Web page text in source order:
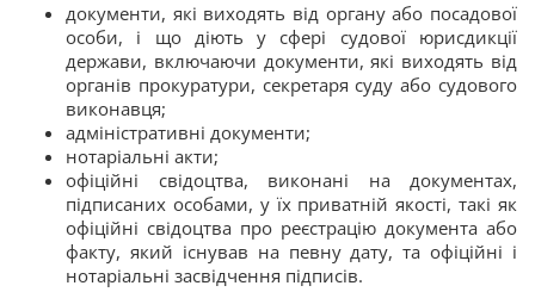
документи, які виходять від органу або посадової
особи, і що діють у сфері судової юрисдикції
держави, включаючи документи, які виходять від
органів прокуратури, секретаря суду або судового
виконавця;
адміністративні документи;
нотаріальні акти;
офіційні свідоцтва, виконані на документах,
підписаних особами, у їх приватній якості, такі як
офіційні свідоцтва про реєстрацію документа або
факту, який існував на певну дату, та офіційні і
нотаріальні засвідчення підписів.